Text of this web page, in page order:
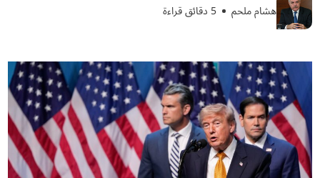
هشام ملحم 5 دقائق قراءة